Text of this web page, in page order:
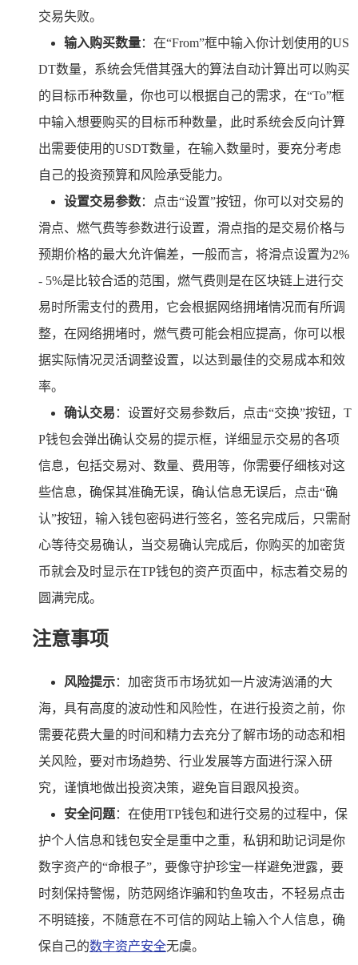
交易失败。
输入购买数量：在“From”框中输入你计划使用的US
DT数量，系统会凭借其强大的算法自动计算出可以购买
的目标币种数量，你也可以根据自己的需求，在“To”框
中输入想要购买的目标币种数量，此时系统会反向计算
出需要使用的USDT数量，在输入数量时，要充分考虑
自己的投资预算和风险承受能力。
设置交易参数：点击“设置”按钮，你可以对交易的
滑点、燃气费等参数进行设置，滑点指的是交易价格与
预期价格的最大允许偏差，一般而言，将滑点设置为2%
- 5%是比较合适的范围，燃气费则是在区块链上进行交
易时所需支付的费用，它会根据网络拥堵情况而有所调
整，在网络拥堵时，燃气费可能会相应提高，你可以根
据实际情况灵活调整设置，以达到最佳的交易成本和效
率。
确认交易 ：设置好交易参数后，点击“交换”按钮，T
P钱包会弹出确认交易的提示框，详细显示交易的各项
信息，包括交易对、数量、费用等，你需要仔细核对这
些信息，确保其准确无误，确认信息无误后，点击“确
认”按钮，输入钱包密码进行签名，签名完成后，只需耐
心等待交易确认，当交易确认完成后，你购买的加密货
币就会及时显示在TP钱包的资产页面中，标志着交易的
圆满完成。
注意事项
风险提示：加密货币市场犹如一片波涛汹涌的大
海，具有高度的波动性和风险性，在进行投资之前，你
需要花费大量的时间和精力去充分了解市场的动态和相
关风险，要对市场趋势、行业发展等方面进行深入研
究，谨慎地做出投资决策，避免盲目跟风投资。
安全问题：在使用TP钱包和进行交易的过程中，保
护个人信息和钱包安全是重中之重，私钥和助记词是你
数字资产的“命根子”，要像守护珍宝一样避免泄露，要
时刻保持警惕，防范网络诈骗和钓鱼攻击，不轻易点击
不明链接，不随意在不可信的网站上输入个人信息，确
保自己的数字资产安全无虞。